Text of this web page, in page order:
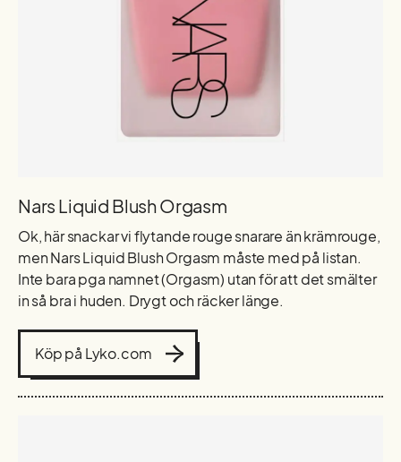
Nars Liquid Blush Orgasm
Ok, här snackar vi flytande rouge snarare än krämrouge,
men Nars Liquid Blush Orgasm måste med på listan.
Inte bara pga namnet (Orgasm) utan för att det smälter
in så bra i huden. Drygt och räcker länge.
Köp på Lyko.com